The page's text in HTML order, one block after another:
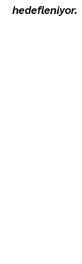
hedefleniyor.